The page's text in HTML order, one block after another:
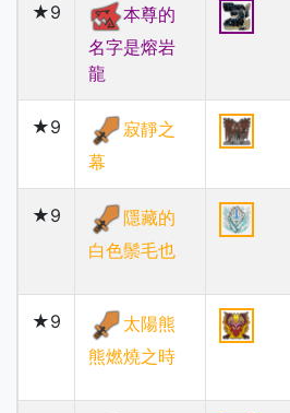
★9
本尊的
名字是熔岩
龍
★9
寂靜之
幕
★9
隱藏的
白色鬃毛也
★9
太陽熊
熊燃燒之時